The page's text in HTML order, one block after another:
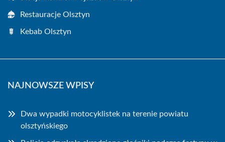
Restauracje Olsztyn
Kebab Olsztyn
NAJNOWSZE WPISY
Dwa wypadki motocyklistek na terenie powiatu
olsztyńskiego